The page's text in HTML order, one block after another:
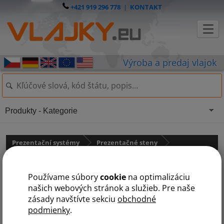
Používame súborycookie na optimalizáciu
našich webových stránok a služieb. Pre naše
zásady navštívte sekciu obchodné
podmienky.
+421 919 296 778| KONTAKT
Prezentační systémy Prezentačné steny
Produkty - Kategorie